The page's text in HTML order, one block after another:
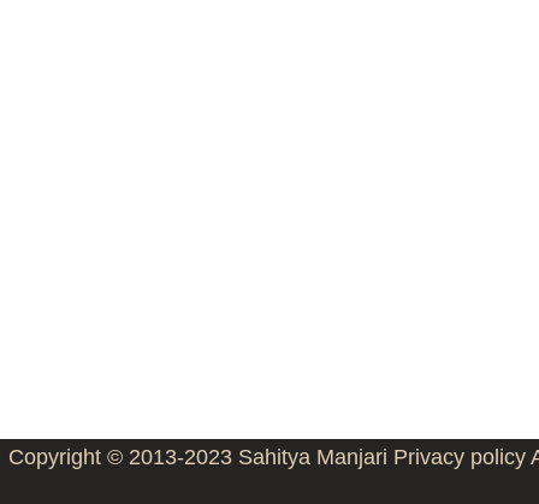
Copyright © 2013-2023 Sahitya Manjari Privacy policy